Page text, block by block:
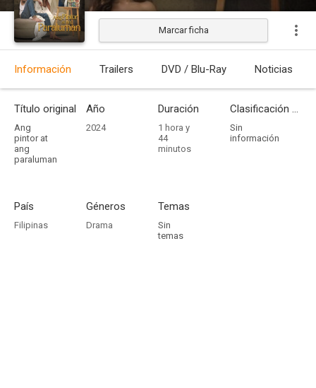
Marcar ficha
Información Trailers DVD / Blu-Ray Noticias
Título original
Ang
pintor at
ang
paraluman
Año
2024
Duración
1 hora y
44
minutos
Clasificación por edades
Sin
información
País
Filipinas
Géneros
Drama
Temas
Sin
temas